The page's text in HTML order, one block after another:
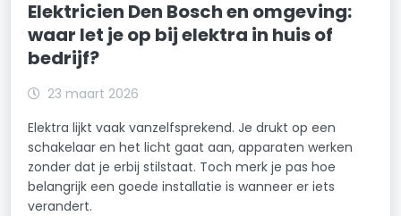
Elektricien Den Bosch en omgeving:
waar let je op bij elektra in huis of
bedrijf?
23 maart 2026
Elektra lijkt vaak vanzelfsprekend. Je drukt op een
schakelaar en het licht gaat aan, apparaten werken
zonder dat je erbij stilstaat. Toch merk je pas hoe
belangrijk een goede installatie is wanneer er iets
verandert.